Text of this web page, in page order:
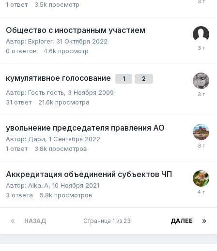
1 ответ 3.5k просмотр
Общество с иностранным участием
Автор: Explorer, 31 Октября 2022
0 ответов 4.6k просмотр
кумулятивное голосование 1 2
Автор: Гость гость, 3 Ноября 2009
31 ответ 21.6k просмотра
увольнение председателя правления АО
Автор: Дари, 1 Сентября 2022
1 ответ 3.8k просмотров
Аккредитация объединений субъектов ЧП
Автор: Aika_A, 10 Ноября 2021
3 ответа 5.8k просмотров
НАЗАД ДАЛЕЕ
Страница 1 из 23